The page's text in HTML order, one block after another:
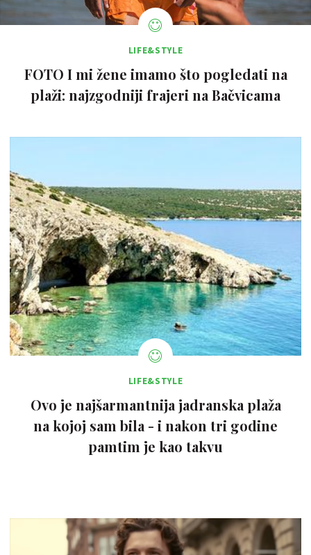
LIFE&STYLE
FOTO I mi žene imamo što pogledati na
plaži: najzgodniji frajeri na Bačvicama
LIFE&STYLE
Ovo je najšarmantnija jadranska plaža
na kojoj sam bila - i nakon tri godine
pamtim je kao takvu